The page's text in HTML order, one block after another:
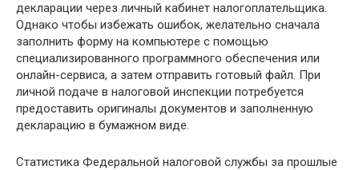
декларации через личный кабинет налогоплательщика.
Однако чтобы избежать ошибок, желательно сначала
заполнить форму на компьютере с помощью
специализированного программного обеспечения или
онлайн-сервиса, а затем отправить готовый файл. При
личной подаче в налоговой инспекции потребуется
предоставить оригиналы документов и заполненную
декларацию в бумажном виде.
Статистика Федеральной налоговой службы за прошлые